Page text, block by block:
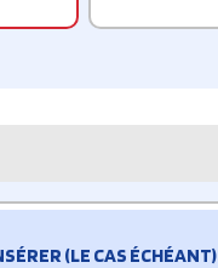
(LE CAS ÉCHÉANT)